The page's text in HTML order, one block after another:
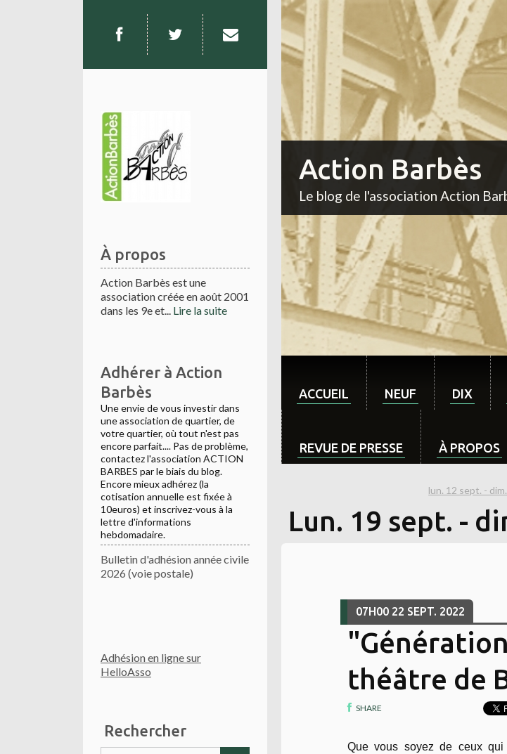
À propos
Action Barbès est une
association créée en août 2001
dans les 9e et... Lire la suite
Adhérer à Action
Barbès
Une envie de vous investir dans
une association de quartier, de
votre quartier, où tout n'est pas
encore parfait.... Pas de problème,
contactez l'association ACTION
BARBES par le biais du blog.
Encore mieux adhérez (la
cotisation annuelle est fixée à
10euros) et inscrivez-vous à la
lettre d'informations
hebdomadaire.
Bulletin d'adhésion année civile
2026 (voie postale)
Adhésion en ligne sur
HelloAsso
Rechercher
Action Barbès
Le blog de l'association Action
ACCUEIL NEUF DIX
REVUE DE PRESSE À PROPOS
lun. 12 sept. -
Lun. 19 sept. -
07H00 22 SEPT. 2022
théâtre de
SHARE
Que vous soyez de ceux